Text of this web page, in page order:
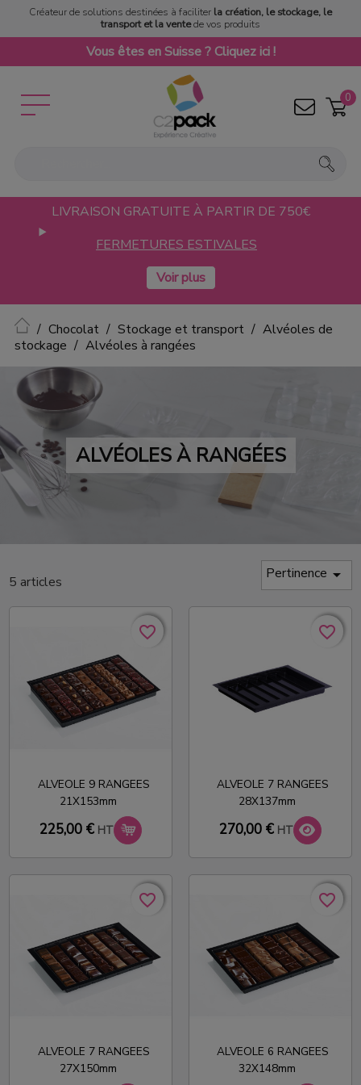
Créateur de solutions destinées à faciliter la création, le stockage, le
transport et la ventede vos produits
Vous êtes en Suisse ? Cliquez ici !
0
LIVRAISON GRATUITE À PARTIR DE 750€
FERMETURES ESTIVALES
Accueil
Chocolat Stockage et transport
Alvéoles de
stockage
Alvéoles à rangées
ALVÉOLES À RANGÉES
5 articles Pertinence 
ALVEOLE 9 RANGEES
21X153mm
225,00 € HT
favorite_border
favorite_border
ALVEOLE 7 RANGEES
28X137mm
270,00 € HT
favorite_border
favorite_border
ALVEOLE 7 RANGEES
27X150mm
favorite_border
favorite_border
ALVEOLE 6 RANGEES
32X148mm
favorite_border
favorite_border